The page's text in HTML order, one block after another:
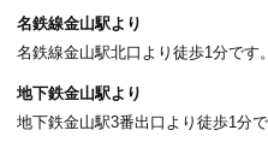
名鉄線金山駅より
名鉄線金山駅北口より徒歩1分です。
地下鉄金山駅より
地下鉄金山駅3番出口より徒歩1分で